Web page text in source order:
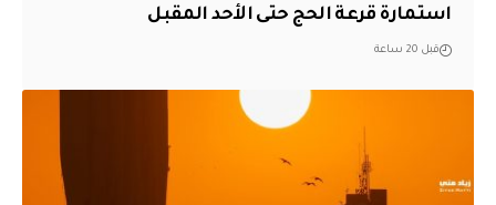
استمارة قرعة الحج حتى الأحد المقبل
قبل 20 ساعة